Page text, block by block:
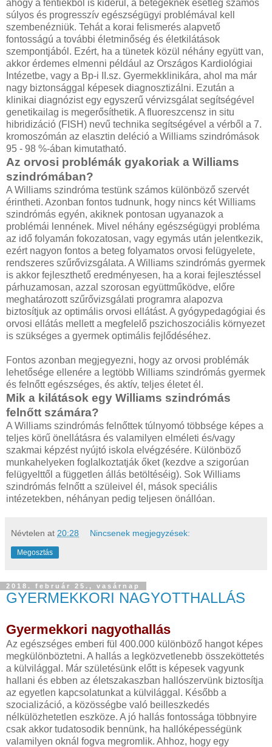
ahogy a fentiekből is kiderül, a betegeknek esetleg számos
súlyos és progresszív egészségügyi problémával kell
szembenézniük. Tehát a korai felismerés alapvető
fontosságú a további életminőség és életkilátások
szempontjából. Ezért, ha a tünetek közül néhány együtt van,
akkor érdemes elmenni például az Országos Kardiológiai
Intézetbe, vagy a Bp-i II.sz. Gyermekklinikára, ahol ma már
nagy biztonsággal képesek diagnosztizálni. Ezután a
klinikai diagnózist egy egyszerű vérvizsgálat segítségével
genetikailag is megerősíthetik. A fluoreszcensz in situ
hibridizáció (FISH) nevű technika segítségével a vérből a 7.
kromoszómán az elasztin deléció a Williams szindrómások
95 - 98 %-ában kimutatható.
Az orvosi problémák gyakoriak a Williams
szindrómában?
A Williams szindróma testünk számos különböző szervét
érintheti. Azonban fontos tudnunk, hogy nincs két Williams
szindrómás egyén, akiknek pontosan ugyanazok a
problémái lennének. Mivel néhány egészségügyi probléma
az idő folyamán fokozatosan, vagy egymás után jelentkezik,
ezért nagyon fontos a beteg folyamatos orvosi felügyelete,
rendszeres szűrővizsgálata. A Williams szindrómás gyermek
is akkor fejleszthető eredményesen, ha a korai fejlesztéssel
párhuzamosan, azzal szorosan együttműködve, előre
meghatározott szűrővizsgálati programra alapozva
biztosítjuk az optimális orvosi ellátást. A gyógypedagógiai és
orvosi ellátás mellett a megfelelő pszichoszociális környezet
is szükséges a gyermek optimális fejlődéséhez.
Fontos azonban megjegyezni, hogy az orvosi problémák
lehetősége ellenére a legtöbb Williams szindrómás gyermek
és felnőtt egészséges, és aktív, teljes életet él.
Mik a kilátások egy Williams szindrómás
felnőtt számára?
A Williams szindrómás felnőttek túlnyomó többsége képes a
teljes körű önellátásra és valamilyen elméleti és/vagy
szakmai képzést nyújtó iskola elvégzésére. Különböző
munkahelyeken foglalkoztatják őket (kezdve a szigorúan
felügyelttől a független állás betöltéséig). Sok Williams
szindrómás felnőtt a szüleivel él, mások speciális
intézetekben, néhányan pedig teljesen önállóan.
Névtelen at 20:28 Nincsenek megjegyzések:
Megosztás
2018. február 25., vasárnap
GYERMEKKORI NAGYOTTHALLÁS
Gyermekkori nagyothallás
Az egészséges emberi fül 400.000 különböző hangot képes
megkülönböztetni. A hallás a legközvetlenebb összeköttetés
a külvilággal. Már születésünk előtt is képesek vagyunk
hallani és ebben az életszakaszban hallószervünk biztosítja
az egyetlen kapcsolatunkat a külvilággal. Később a
szocializáció, a közösségbe való beilleszkedés
nélkülözhetetlen eszköze. A jó hallás fontossága többnyire
csak akkor tudatosodik bennünk, ha hallóképességünk
valamilyen oknál fogva megromlik. Ahhoz, hogy egy